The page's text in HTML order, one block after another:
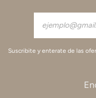
Suscribite y enterate de las